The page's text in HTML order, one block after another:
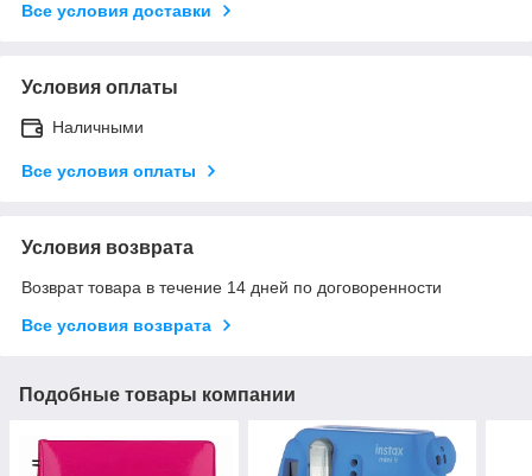
Все условия доставки
Условия оплаты
Наличными
Все условия оплаты
Условия возврата
Возврат товара в течение 14 дней по договоренности
Все условия возврата
Подобные товары компании